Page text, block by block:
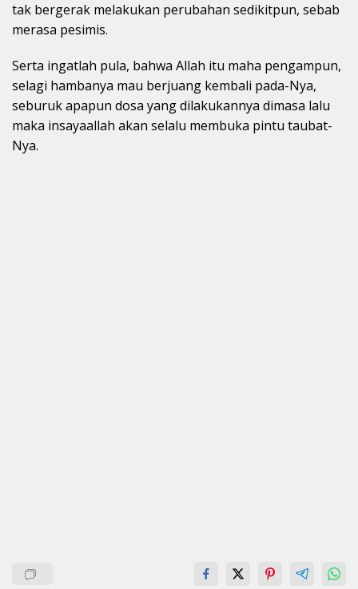
tak bergerak melakukan perubahan sedikitpun, sebab
merasa pesimis.
Serta ingatlah pula, bahwa Allah itu maha pengampun,
selagi hambanya mau berjuang kembali pada-Nya,
seburuk apapun dosa yang dilakukannya dimasa lalu
maka insayaallah akan selalu membuka pintu taubat-
Nya.